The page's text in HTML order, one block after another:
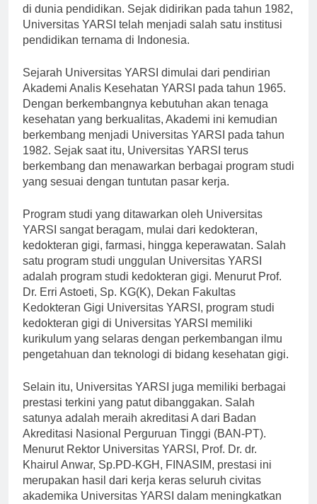
di dunia pendidikan. Sejak didirikan pada tahun 1982,
Universitas YARSI telah menjadi salah satu institusi
pendidikan ternama di Indonesia.
Sejarah Universitas YARSI dimulai dari pendirian
Akademi Analis Kesehatan YARSI pada tahun 1965.
Dengan berkembangnya kebutuhan akan tenaga
kesehatan yang berkualitas, Akademi ini kemudian
berkembang menjadi Universitas YARSI pada tahun
1982. Sejak saat itu, Universitas YARSI terus
berkembang dan menawarkan berbagai program studi
yang sesuai dengan tuntutan pasar kerja.
Program studi yang ditawarkan oleh Universitas
YARSI sangat beragam, mulai dari kedokteran,
kedokteran gigi, farmasi, hingga keperawatan. Salah
satu program studi unggulan Universitas YARSI
adalah program studi kedokteran gigi. Menurut Prof.
Dr. Erri Astoeti, Sp. KG(K), Dekan Fakultas
Kedokteran Gigi Universitas YARSI, program studi
kedokteran gigi di Universitas YARSI memiliki
kurikulum yang selaras dengan perkembangan ilmu
pengetahuan dan teknologi di bidang kesehatan gigi.
Selain itu, Universitas YARSI juga memiliki berbagai
prestasi terkini yang patut dibanggakan. Salah
satunya adalah meraih akreditasi A dari Badan
Akreditasi Nasional Perguruan Tinggi (BAN-PT).
Menurut Rektor Universitas YARSI, Prof. Dr. dr.
Khairul Anwar, Sp.PD-KGH, FINASIM, prestasi ini
merupakan hasil dari kerja keras seluruh civitas
akademika Universitas YARSI dalam meningkatkan